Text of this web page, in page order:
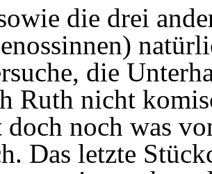
die drei
die
Ruth nicht
noch was
Das letzte